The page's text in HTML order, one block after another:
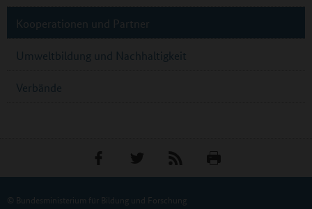
Kooperationen und Partner
Umweltbildung und Nachhaltigkeit
Verbände
© Bundesministerium für Bildung und Forschung